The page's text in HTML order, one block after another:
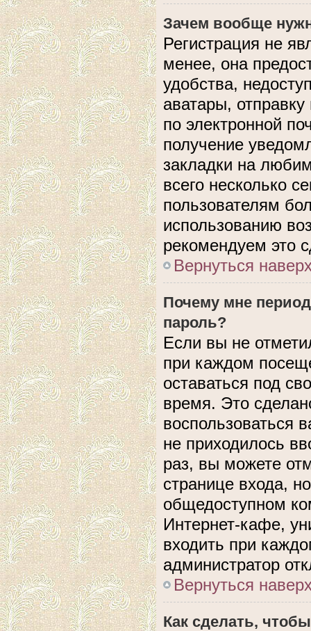
Зачем вообще
Регистрация не
менее, она
удобства,
аватары,
по электронной
получение
закладки на
всего несколько
пользователям
использованию
рекомендуем это
Вернуться
Почему мне
пароль?
Если вы не
при каждом
оставаться под
время. Это
воспользоваться
не приходилось
раз, вы можете
странице входа,
общедоступном
Интернет-кафе,
входить при
администратор
Вернуться
Как сделать,